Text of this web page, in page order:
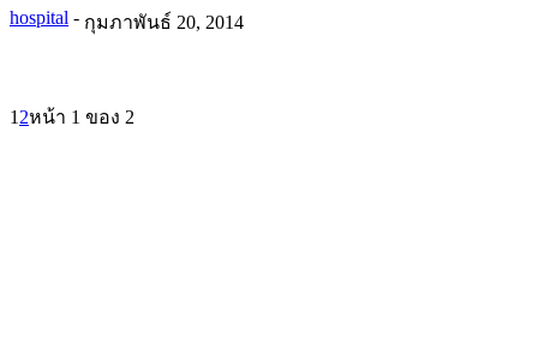
hospital - กุมภาพันธ์ 20, 2014
1 2หน้า 1 ของ 2